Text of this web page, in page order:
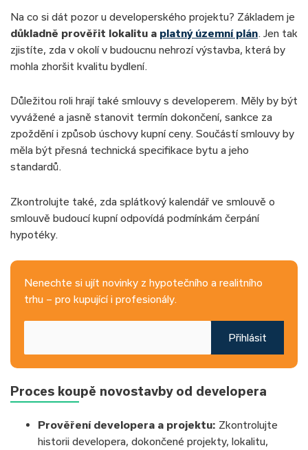
Na co si dát pozor u developerského projektu? Základem je
důkladně prověřit lokalitu a platný územní plán. Jen tak
zjistíte, zda v okolí v budoucnu nehrozí výstavba, která by
mohla zhoršit kvalitu bydlení.
Důležitou roli hrají také smlouvy s developerem. Měly by být
vyvážené a jasně stanovit termín dokončení, sankce za
zpoždění i způsob úschovy kupní ceny. Součástí smlouvy by
měla být přesná technická specifikace bytu a jeho
standardů.
Zkontrolujte také, zda splátkový kalendář ve smlouvě o
smlouvě budoucí kupní odpovídá podmínkám čerpání
hypotéky.
Nenechte si ujít novinky z hypotečního a realitního
trhu – pro kupující i profesionály.
Přihlásit
Proces koupě novostavby od developera
Prověření developera a projektu: Zkontrolujte
historii developera, dokončené projekty, lokalitu,